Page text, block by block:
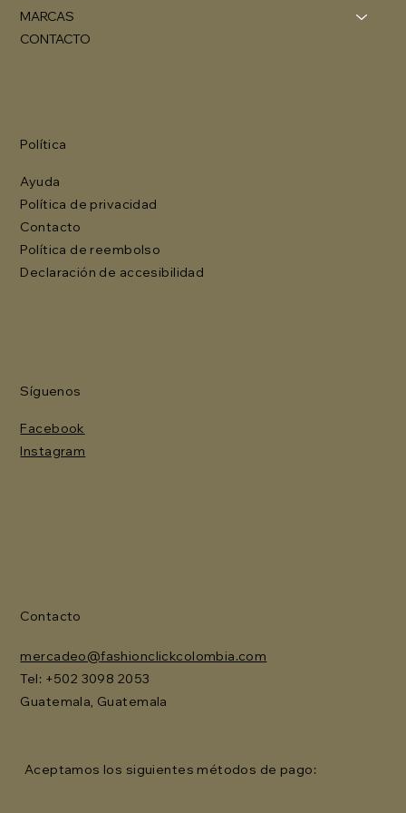
MARCAS
CONTACTO
Política
Ayuda
Política de privacidad
Contacto
Política de reembolso
Declaración de accesibilidad
Síguenos
Facebook
Instagram
Contacto
mercadeo@fashionclickcolombia.com
Tel: ‪+502 3098 2053‬
Guatemala, Guatemala
Aceptamos los siguientes métodos de pago: